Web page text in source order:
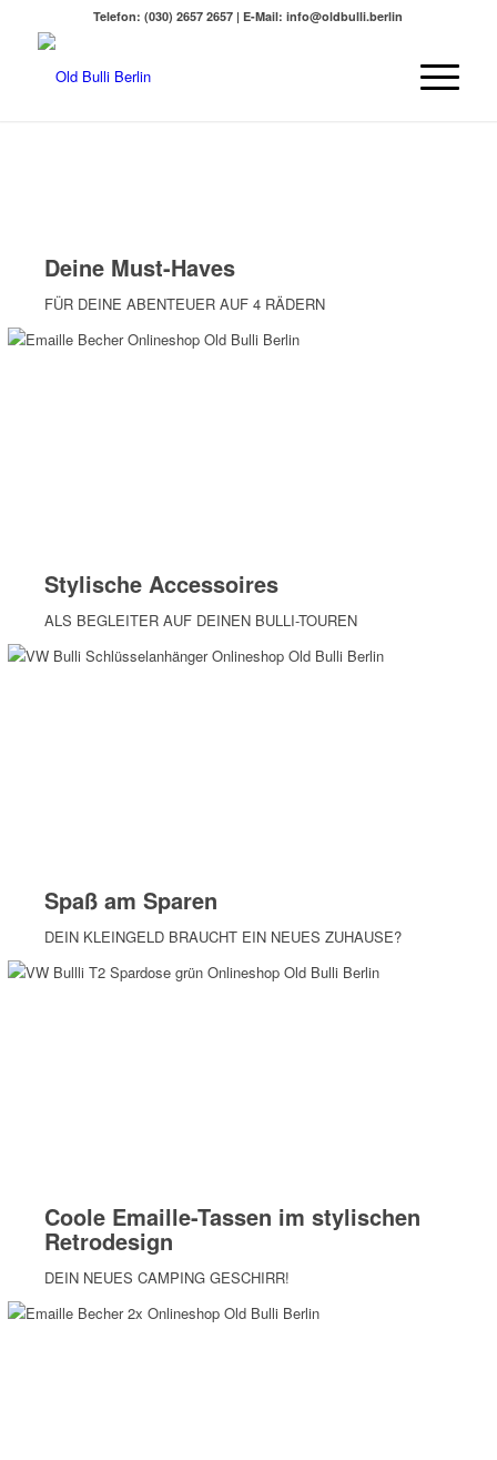
Telefon: (030) 2657 2657 | E-Mail: info@oldbulli.berlin
Deine Must-Haves
FÜR DEINE ABENTEUER AUF 4 RÄDERN
Stylische Accessoires
ALS BEGLEITER AUF DEINEN BULLI-TOUREN
Spaß am Sparen
DEIN KLEINGELD BRAUCHT EIN NEUES ZUHAUSE?
Coole Emaille-Tassen im stylischen
Retrodesign
DEIN NEUES CAMPING GESCHIRR!